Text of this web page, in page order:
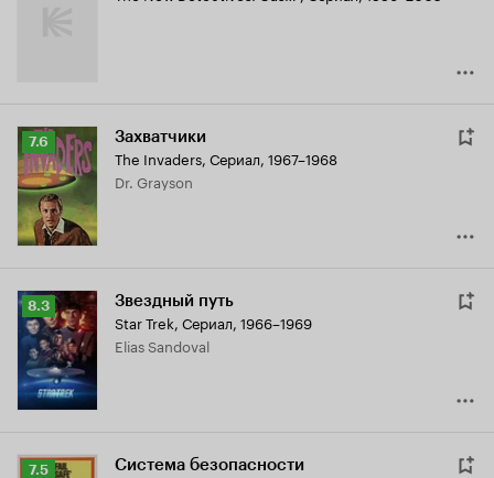
Рейтинг
Кинопоиска
7.6
7.6 Захватчики
The Invaders, Сериал, 1967–1968
Dr. Grayson
Рейтинг
Кинопоиска
8.3
8.3 Звездный путь
Star Trek, Сериал, 1966–1969
Elias Sandoval
Рейтинг
7.5 Система безопасности